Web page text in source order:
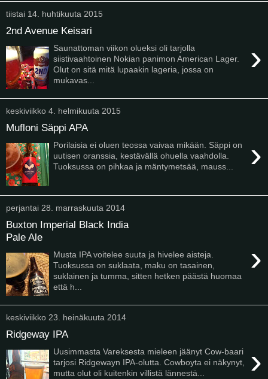
tiistai 14. huhtikuuta 2015
2nd Avenue Keisari
›
Saunattoman viikon olueksi oli tarjolla
siistivaahtoinen Nokian panimon American Lager.
Olut on sitä mitä lupaakin lageria, jossa on
mukavas...
keskiviikko 4. helmikuuta 2015
Mufloni Säppi APA
›
Porilaisia ei oluen teossa vaivaa mikään. Säppi on
uutisen oranssia, kestävällä ohuella vaahdolla.
Tuoksussa on pihkaa ja mäntymetsää, mauss...
perjantai 28. marraskuuta 2014
Buxton Imperial Black India
Pale Ale
›
Musta IPA voitelee suuta ja hivelee aisteja.
Tuoksussa on suklaata, maku on tasainen,
suklainen ja tumma, sitten hetken päästä huomaa
että h...
keskiviikko 23. heinäkuuta 2014
Ridgeway IPA
›
Uusimmasta Vareksesta mieleen jäänyt Cow-baari
tarjosi Ridgewayn IPA-olutta. Cowboyta ei näkynyt,
mutta olut oli kuitenkin villistä lännestä...